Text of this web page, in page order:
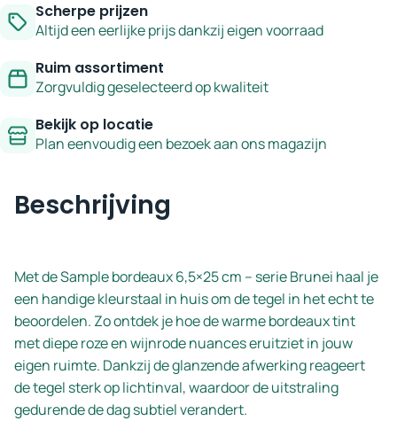
Scherpe prijzen
Altijd een eerlijke prijs dankzij eigen voorraad
Ruim assortiment
Zorgvuldig geselecteerd op kwaliteit
Bekijk op locatie
Plan eenvoudig een bezoek aan ons magazijn
Beschrijving
Met de Sample bordeaux 6,5×25 cm – serie Brunei haal je
een handige kleurstaal in huis om de tegel in het echt te
beoordelen. Zo ontdek je hoe de warme bordeaux tint
met diepe roze en wijnrode nuances eruitziet in jouw
eigen ruimte. Dankzij de glanzende afwerking reageert
de tegel sterk op lichtinval, waardoor de uitstraling
gedurende de dag subtiel verandert.